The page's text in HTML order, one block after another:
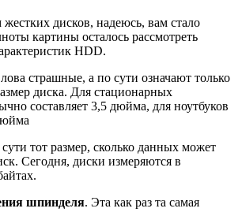
дисков, надеюсь, вам стало
картины осталось рассмотреть
HDD.
страшные, а по сути означают только
диска. Для стационарных
составляет 3,5 дюйма, для ноутбуков
тот размер, сколько данных может
Сегодня, диски измеряются в
шпинделя. Эта как раз та самая